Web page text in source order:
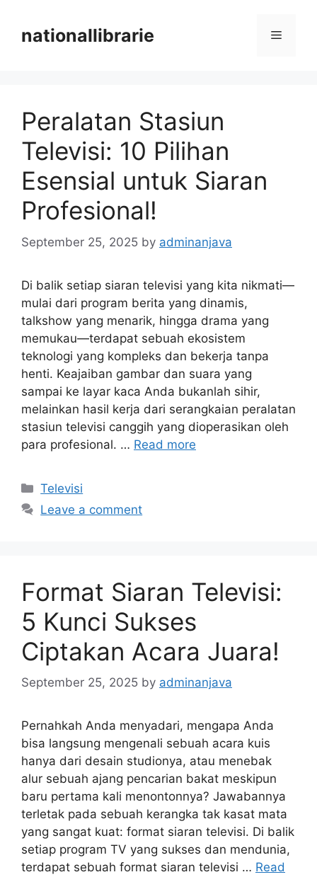
contentnationallibrarie Menu
Peralatan Stasiun
Televisi: 10 Pilihan
Esensial untuk Siaran
Profesional!
September 25, 2025 by adminanjava
Di balik setiap siaran televisi yang kita nikmati—
mulai dari program berita yang dinamis,
talkshow yang menarik, hingga drama yang
memukau—terdapat sebuah ekosistem
teknologi yang kompleks dan bekerja tanpa
henti. Keajaiban gambar dan suara yang
sampai ke layar kaca Anda bukanlah sihir,
melainkan hasil kerja dari serangkaian peralatan
stasiun televisi canggih yang dioperasikan oleh
para profesional. … Read more
Categories
Televisi
Leave a comment
Format Siaran Televisi:
5 Kunci Sukses
Ciptakan Acara Juara!
September 25, 2025 by adminanjava
Pernahkah Anda menyadari, mengapa Anda
bisa langsung mengenali sebuah acara kuis
hanya dari desain studionya, atau menebak
alur sebuah ajang pencarian bakat meskipun
baru pertama kali menontonnya? Jawabannya
terletak pada sebuah kerangka tak kasat mata
yang sangat kuat: format siaran televisi. Di balik
setiap program TV yang sukses dan mendunia,
terdapat sebuah format siaran televisi … Read